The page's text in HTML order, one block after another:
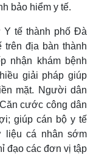
bảo hiểm y tế.
Y tế thành phố Đà
trên địa bàn thành
nhận khám bệnh
giải pháp giúp
mặt. Người dân
cước công dân
giúp cán bộ y tế
liệu cá nhân sớm
đạo các đơn vị tập